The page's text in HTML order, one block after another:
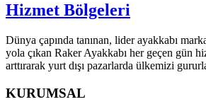
Hizmet Bölgeleri
Dünya çapında tanınan, lider ayakkabı
yola çıkan Raker Ayakkabı her geçen gün
arttırarak yurt dışı pazarlarda ülkemizi
KURUMSAL